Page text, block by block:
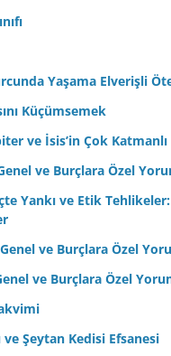
Yaşama Elverişli
Küçümsemek
ve İsis’in Çok
ve Burçlara Özel
Yankı ve Etik
ve Burçlara Özel
ve Burçlara Özel
ve Şeytan Kedisi Efsanesi